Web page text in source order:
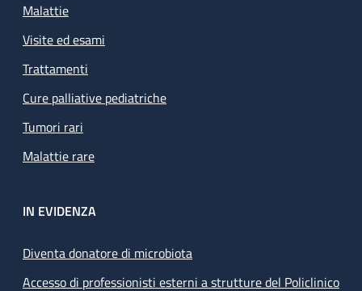
Malattie
Visite ed esami
Trattamenti
Cure palliative pediatriche
Tumori rari
Malattie rare
IN EVIDENZA
Diventa donatore di microbiota
Accesso di professionisti esterni a strutture del Policlinico